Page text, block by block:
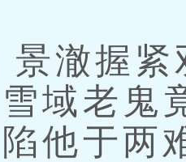
澈握紧
域老鬼
他于两